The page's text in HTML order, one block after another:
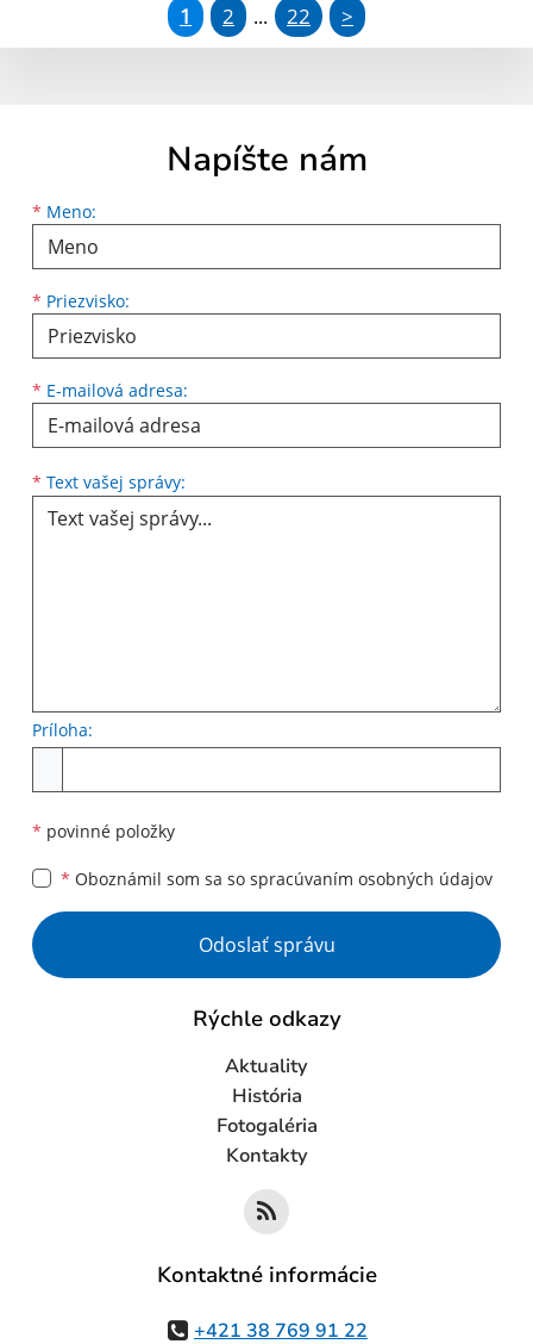
1 2 ... 22 >
Napíšte nám
* Meno:
Meno
* Priezvisko:
Priezvisko
* E-mailová adresa:
E-mailová adresa
* Text vašej správy:
Príloha:
* povinné položky
* Oboznámil som sa so spracúvaním osobných údajov
Google reCaptcha Response
Odoslať správu
Rýchle odkazy
Aktuality
História
Fotogaléria
Kontakty
Kontaktné informácie
+421 38 769 91 22